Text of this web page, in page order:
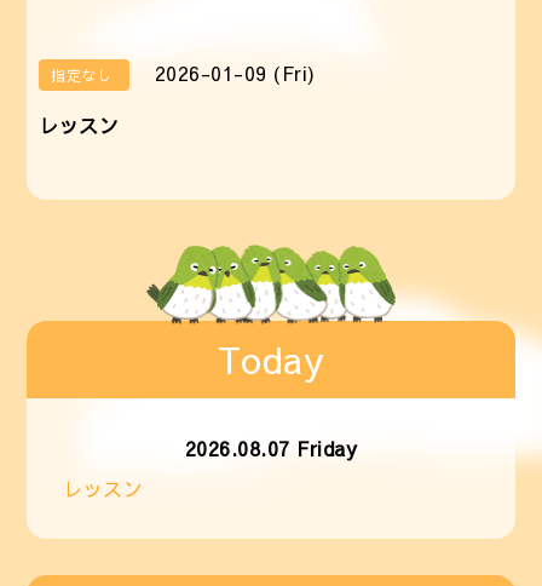
指定なし
2026-01-09 (Fri)
レッスン
Today
2026.08.07 Friday
レッスン